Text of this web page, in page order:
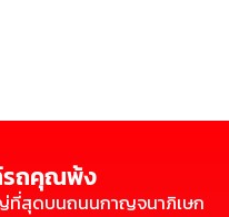
รถคุณพ้ง
ที่สุดบนถนนกาญจนาภิเษก